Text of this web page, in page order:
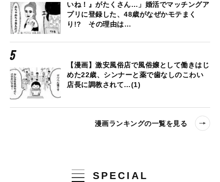
いね！』がたくさん…」婚活でマッチングア
プリに登録した、48歳がなぜかモテまく
り!? その理由は…
【漫画】激安風俗店で風俗嬢として働きはじ
めた22歳、シンナーと薬で歯なしのこわい
店長に調教されて…(1)
漫画ランキングの一覧を見る
SPECIAL